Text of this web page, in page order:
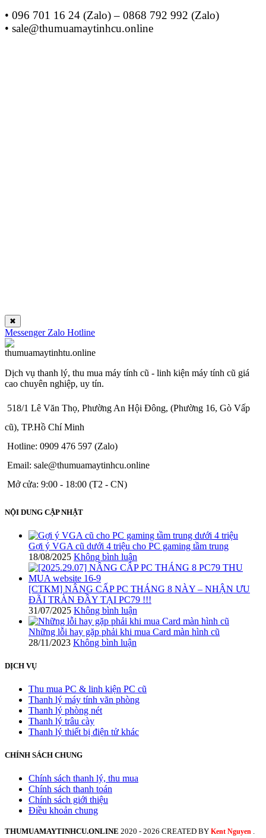
• 096 701 16 24 (Zalo) – 0868 792 992 (Zalo)
• sale@thumuamaytinhcu.online
✖
Messenger Zalo Hotline
Dịch vụ thanh lý, thu mua máy tính cũ - linh kiện máy tính cũ giá
cao chuyên nghiệp, uy tín.
518/1 Lê Văn Thọ, Phường An Hội Đông, (Phường 16, Gò Vấp
cũ), TP.Hồ Chí Minh
Hotline: 0909 476 597 (Zalo)
Email: sale@thumuamaytinhcu.online
Mở cửa: 9:00 - 18:00 (T2 - CN)
NỘI DUNG CẬP NHẬT
Gợi ý VGA cũ dưới 4 triệu cho PC gaming tầm trung
18/08/2025 Không bình luận
[CTKM] NÂNG CẤP PC THÁNG 8 NÀY – NHẬN ƯU
ĐÃI TRÀN ĐẦY TẠI PC79 !!!
31/07/2025 Không bình luận
Những lỗi hay gặp phải khi mua Card màn hình cũ
28/11/2023 Không bình luận
DỊCH VỤ
Thu mua PC & linh kiện PC cũ
Thanh lý máy tính văn phòng
Thanh lý phòng nét
Thanh lý trâu cày
Thanh lý thiết bị điện tử khác
CHÍNH SÁCH CHUNG
Chính sách thanh lý, thu mua
Chính sách thanh toán
Chính sách giới thiệu
Điều khoản chung
THUMUAMAYTINHCU.ONLINE 2020 - 2026 CREATED BY Kent Nguyen .